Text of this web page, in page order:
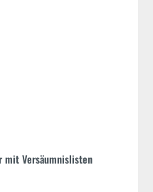
mit Versäumnislisten